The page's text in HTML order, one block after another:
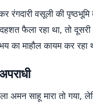
रंगदारी वसूली की
फैला रहा था, तो
का माहौल कायम कर रहा
अमन साहू मारा तो गया,